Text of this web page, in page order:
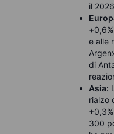
il
e alle
di
Asia:
rialzo
300